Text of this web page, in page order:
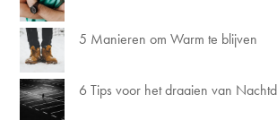
5 Manieren om Warm te blijven
6 Tips voor het draaien van